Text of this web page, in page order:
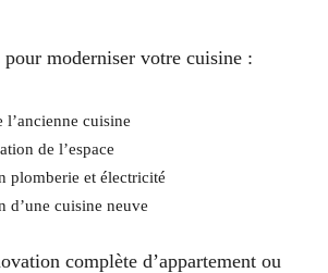
moderniser votre cuisine :
l’ancienne cuisine
de l’espace
plomberie et électricité
d’une cuisine neuve
complète d’appartement ou